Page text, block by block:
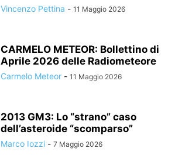
Vincenzo Pettina - 11 Maggio 2026
CARMELO METEOR: Bollettino di
Aprile 2026 delle Radiometeore
Carmelo Meteor - 11 Maggio 2026
2013 GM3: Lo “strano” caso
dell’asteroide “scomparso”
Marco Iozzi - 7 Maggio 2026